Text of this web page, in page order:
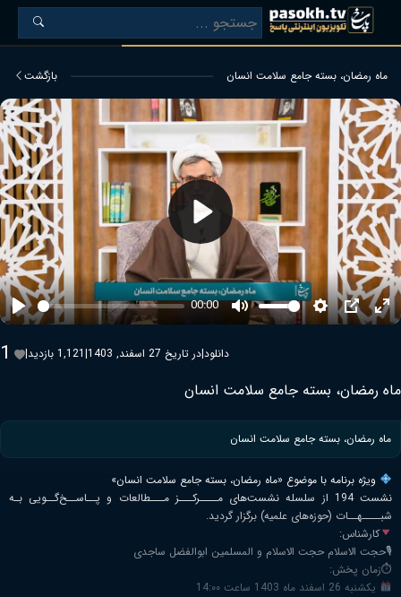
ماه رمضان، بسته جامع سلامت انسان بازگشت
Play
00:00
Mute SettingsPIP
Play
1 | 1,121 بازدید| در تاریخ 27 اسفند, 1403|دانلود
ماه رمضان، بسته جامع سلامت انسان
ماه رمضان، بسته جامع سلامت انسان
ویژه برنامه با موضوع «ماه رمضان، بسته جامع سلامت انسان»
نشست 194 از سلسله نشست‌های مــــرکـــز مـــطالعات و پــاســخ‌گــویی بـه
شبــــهــات (حوزه‌های علمیه) برگزار گردید.
کارشناس:
🎙حجت الاسلام حجت الاسلام و المسلمین ابوالفضل ساجدی
⏱زمان پخش:
یکشنبه 26 اسفند ماه 1403 ساعت 14:۰۰